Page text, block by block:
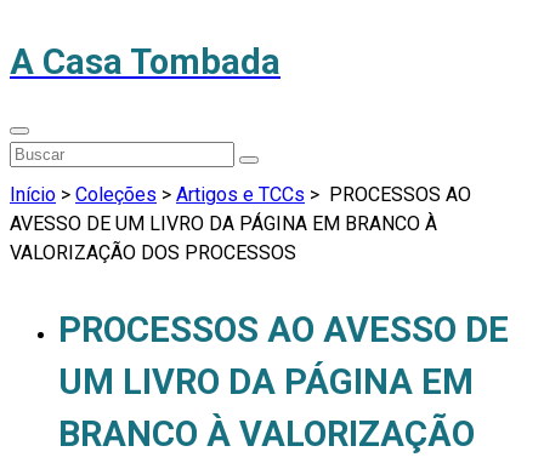
A Casa Tombada
Início > Coleções > Artigos e TCCs > PROCESSOS AO
AVESSO DE UM LIVRO DA PÁGINA EM BRANCO À
VALORIZAÇÃO DOS PROCESSOS
PROCESSOS AO AVESSO DE
UM LIVRO DA PÁGINA EM
BRANCO À VALORIZAÇÃO